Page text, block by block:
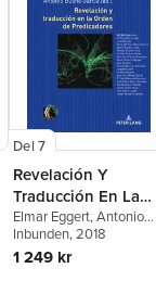
Del 7
Revelación Y
Traducción En La
Orden de
Predicadores
Elmar Eggert,Antonio
Bueno García
Inbunden, 2018
1 249 kr